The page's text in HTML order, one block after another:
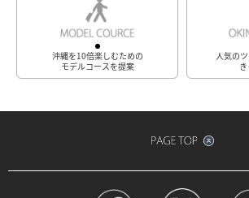
沖縄を10倍楽しむための
モデルコースを提案
人気の